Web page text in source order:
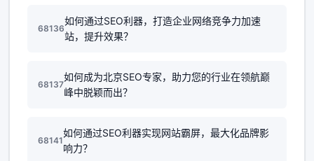
68136
如何通过SEO利器，打造企业网络竞争力加速
站，提升效果？
68137
如何成为北京SEO专家，助力您的行业在领航巅
峰中脱颖而出？
68141
如何通过SEO利器实现网站霸屏，最大化品牌影
响力？